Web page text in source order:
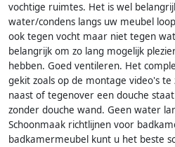
vochtige ruimtes. Het is wel
water/condens langs uw meubel
ook tegen vocht maar niet tegen
belangrijk om zo lang mogelijk
hebben. Goed ventileren. Het
gekit zoals op de montage video's
naast of tegenover een douche
zonder douche wand. Geen water
Schoonmaak richtlijnen voor
badkamermeubel kunt u het beste